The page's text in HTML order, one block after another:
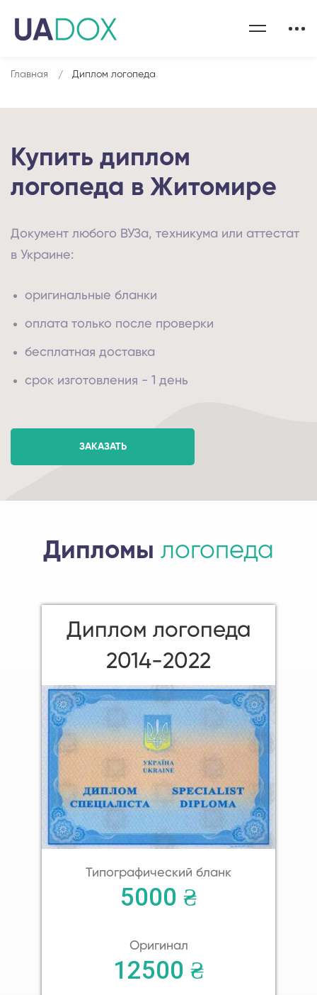
Главная Диплом логопеда
Купить диплом
логопеда в Житомире
Документ любого ВУЗа, техникума или аттестат
в Украине:
оригинальные бланки
оплата только после проверки
бесплатная доставка
срок изготовления - 1 день
ЗАКАЗАТЬ
Дипломы логопеда
Диплом логопеда
2014-2022
Типографический бланк
5000 ₴
Оригинал
12500 ₴